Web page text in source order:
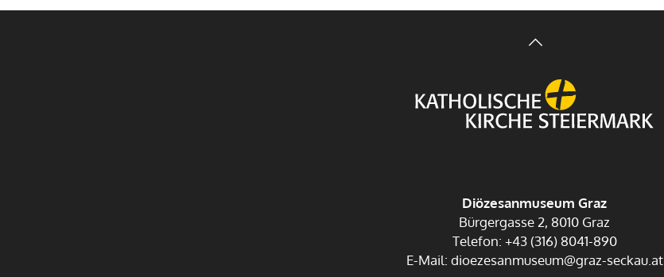
Diözesanmuseum Graz
Bürgergasse 2, 8010 Graz
Telefon: +43 (316) 8041-890
E-Mail: dioezesanmuseum@graz-seckau.at